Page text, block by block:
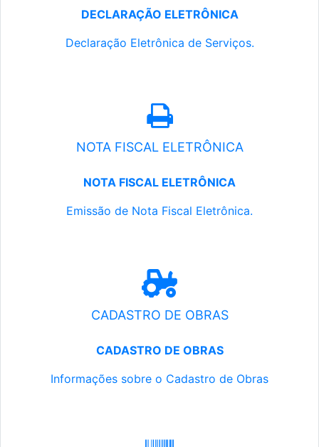
DECLARAÇÃO ELETRÔNICA
Declaração Eletrônica de Serviços.
NOTA FISCAL ELETRÔNICA
NOTA FISCAL ELETRÔNICA
Emissão de Nota Fiscal Eletrônica.
CADASTRO DE OBRAS
CADASTRO DE OBRAS
Informações sobre o Cadastro de Obras